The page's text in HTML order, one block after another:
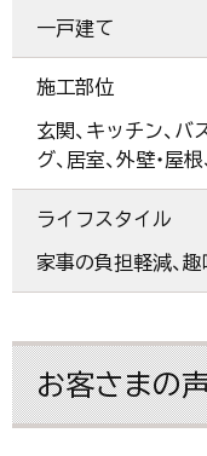
一戸建て
施工部位
玄関、キッチン、バ
グ、居室、外壁・屋
ライフスタイル
家事の負担軽減、
お客さまの